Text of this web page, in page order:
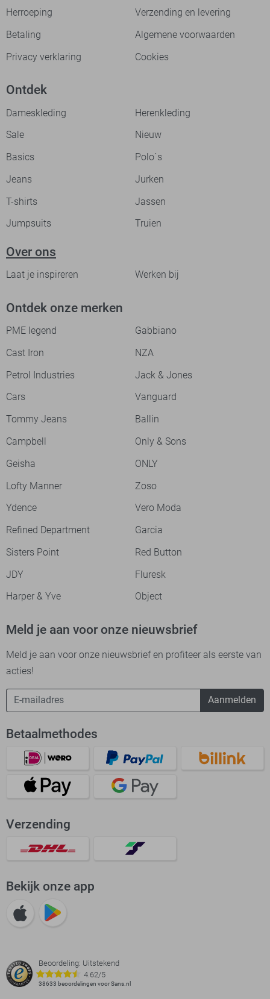
Herroeping
Verzending en levering
Betaling
Algemene voorwaarden
Privacy verklaring
Cookies
Ontdek
Dameskleding
Herenkleding
Sale
Nieuw
Basics
Polo`s
Jeans
Jurken
T-shirts
Jassen
Jumpsuits
Truien
Over ons
Laat je inspireren Werken bij
Ontdek onze merken
PME legend
Gabbiano
Cast Iron
NZA
Petrol Industries
Jack & Jones
Cars
Vanguard
Tommy Jeans
Ballin
Campbell
Only & Sons
Geisha
ONLY
Lofty Manner
Zoso
Ydence
Vero Moda
Refined Department
Garcia
Sisters Point
Red Button
JDY
Fluresk
Harper & Yve
Object
Meld je aan voor onze nieuwsbrief
Meld je aan voor onze nieuwsbrief en profiteer als eerste van
acties!
Aanmelden
Betaalmethodes
Verzending
Bekijk onze app
Beoordeling: Uitstekend
4.62/5
38633 beoordelingen voor Sans.nl